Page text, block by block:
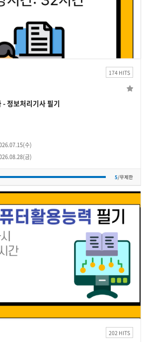
174 HITS
정보처리기사 필기
수)
금)
5/무제한
스터3차 - 정보처리기사 필기
5/무제한
202 HITS
터3차 - (2급) 컴퓨터활용능력 필
기